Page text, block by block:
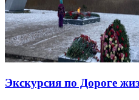
Экскурсия по Дороге